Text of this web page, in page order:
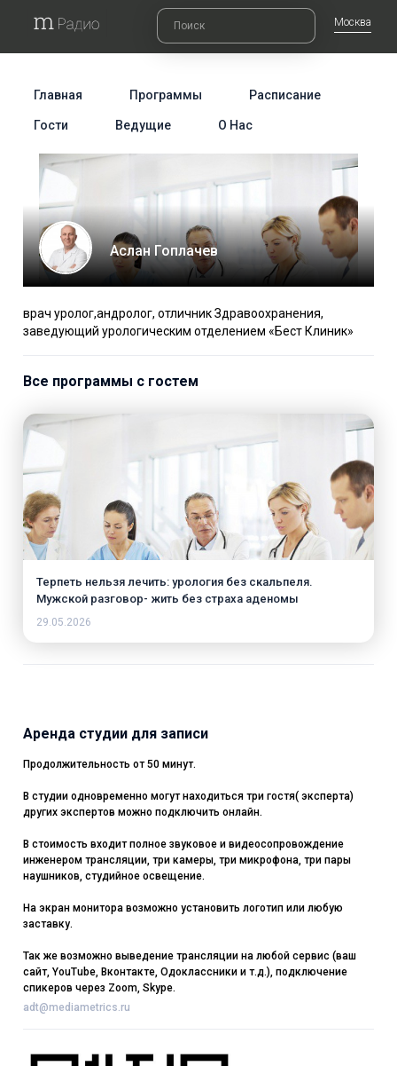
Москва
Главная Программы Расписание
Гости Ведущие О Нас
Аслан Гоплачев
врач уролог,андролог, отличник Здравоохранения,
заведующий урологическим отделением «Бест Клиник»
Все программы с гостем
Терпеть нельзя лечить: урология без скальпеля.
Мужской разговор- жить без страха аденомы
29.05.2026
Аренда студии для записи
Продолжительность от 50 минут.
В студии одновременно могут находиться три гостя( эксперта)
других экспертов можно подключить онлайн.
В стоимость входит полное звуковое и видеосопровождение
инженером трансляции, три камеры, три микрофона, три пары
наушников, студийное освещение.
На экран монитора возможно установить логотип или любую
заставку.
Так же возможно выведение трансляции на любой сервис (ваш
сайт, YouTube, Вконтакте, Одоклассники и т.д.), подключение
спикеров через Zoom, Skype.
adt@mediametrics.ru